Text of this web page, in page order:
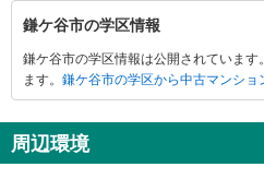
鎌
ケ
谷
市
関
す
鎌ケ谷市の学区情報
鎌ケ谷市の学区情報は公開されていま
ます。 鎌ケ谷市の学区から中古マンショ
周辺環境